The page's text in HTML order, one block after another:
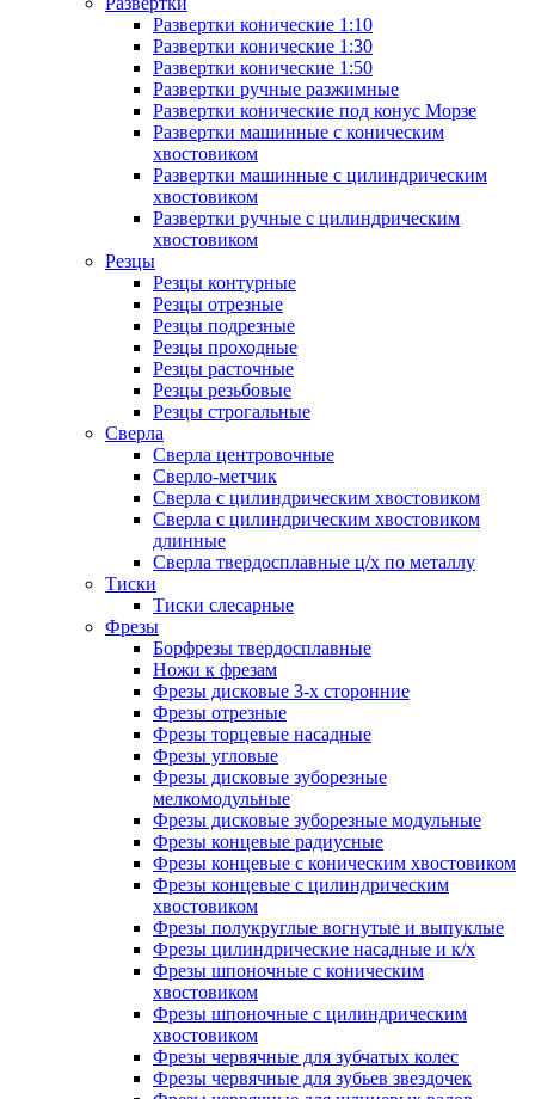
Развертки конические 1:10
Развертки конические 1:30
Развертки конические 1:50
Развертки ручные разжимные
Развертки конические под конус Морзе
Развертки машинные с коническим
хвостовиком
Развертки машинные с цилиндрическим
хвостовиком
Развертки ручные с цилиндрическим
хвостовиком
Резцы
Резцы контурные
Резцы отрезные
Резцы подрезные
Резцы проходные
Резцы расточные
Резцы резьбовые
Резцы строгальные
Сверла
Сверла центровочные
Сверло-метчик
Сверла с цилиндрическим хвостовиком
Сверла с цилиндрическим хвостовиком
длинные
Сверла твердосплавные ц/х по металлу
Тиски
Тиски слесарные
Фрезы
Борфрезы твердосплавные
Ножи к фрезам
Фрезы дисковые 3-х сторонние
Фрезы отрезные
Фрезы торцевые насадные
Фрезы угловые
Фрезы дисковые зуборезные
мелкомодульные
Фрезы дисковые зуборезные модульные
Фрезы концевые радиусные
Фрезы концевые с коническим хвостовиком
Фрезы концевые с цилиндрическим
хвостовиком
Фрезы полукруглые вогнутые и выпуклые
Фрезы цилиндрические насадные и к/х
Фрезы шпоночные с коническим
хвостовиком
Фрезы шпоночные с цилиндрическим
хвостовиком
Фрезы червячные для зубчатых колес
Фрезы червячные для зубьев звездочек